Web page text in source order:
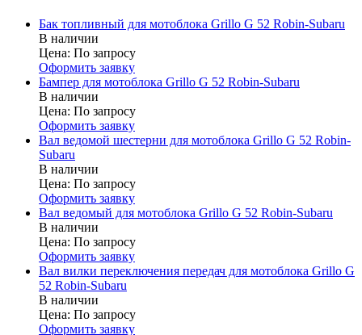
Бак топливный для мотоблока Grillo G 52 Robin-Subaru
В наличии
Цена: По запросу
Оформить заявку
Бампер для мотоблока Grillo G 52 Robin-Subaru
В наличии
Цена: По запросу
Оформить заявку
Вал ведомой шестерни для мотоблока Grillo G 52 Robin-
Subaru
В наличии
Цена: По запросу
Оформить заявку
Вал ведомый для мотоблока Grillo G 52 Robin-Subaru
В наличии
Цена: По запросу
Оформить заявку
Вал вилки переключения передач для мотоблока Grillo G
52 Robin-Subaru
В наличии
Цена: По запросу
Оформить заявку